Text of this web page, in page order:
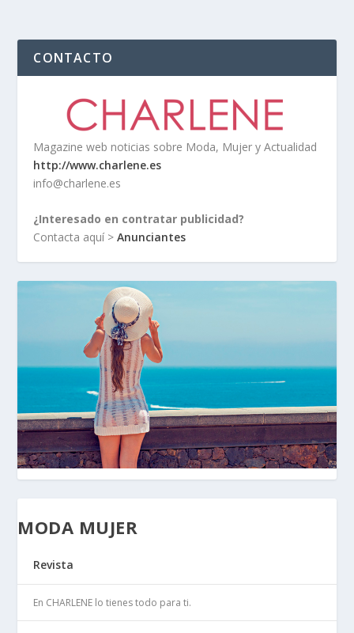
CONTACTO
Magazine web noticias sobre Moda, Mujer y Actualidad
http://www.charlene.es
info@charlene.es
¿Interesado en contratar publicidad?
Contacta aquí >Anunciantes
MODA MUJER
Revista
En CHARLENE lo tienes todo para ti.